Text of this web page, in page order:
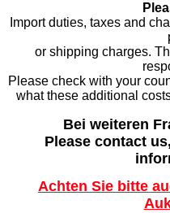
Import duties, taxes and
or shipping charges.
Please check with your
what these additional
Bei weiteren
Please contact
Achten Sie bitte